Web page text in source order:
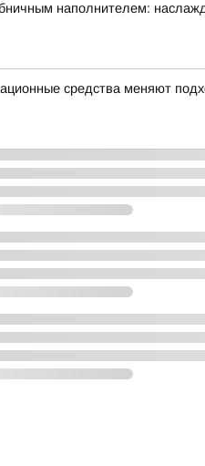
наполнителем:
средства меняют